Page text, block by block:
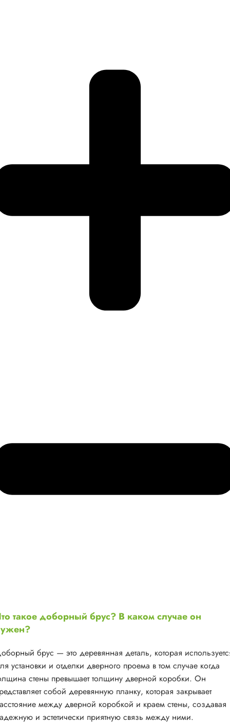
такое доборный брус? В каком случае он
брус — это деревянная деталь, которая
установки и отделки дверного проема в том случае когда
стены превышает толщину дверной коробки. Он
собой деревянную планку, которая закрывает
между дверной коробкой и краем стены, создавая
и эстетически приятную связь между ними.